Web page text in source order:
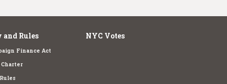
and Rules
Finance Act
Charter
NYC Votes